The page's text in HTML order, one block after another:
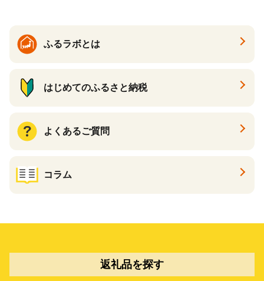
ふるラボとは
はじめてのふるさと納税
よくあるご質問
コラム
返礼品を探す